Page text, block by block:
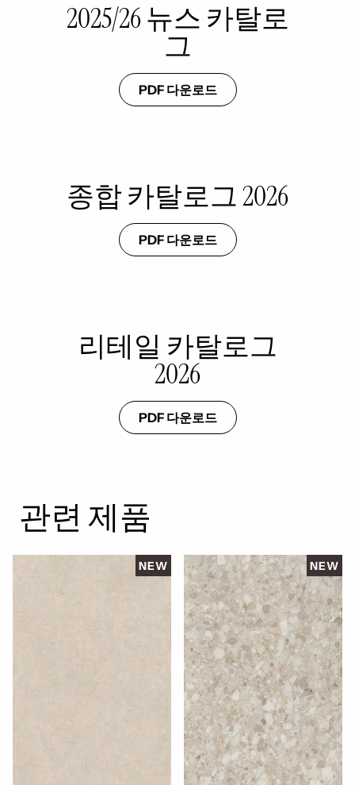
2025/26 뉴스 카탈로
그
PDF 다운로드
종합 카탈로그 2026
PDF 다운로드
리테일 카탈로그
2026
PDF 다운로드
관련 제품
NEW NEW